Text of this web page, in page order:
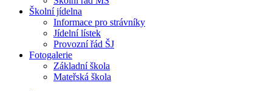
Školní jídelna
Informace pro strávníky
Jídelní lístek
Provozní řád ŠJ
Fotogalerie
Základní škola
Mateřská škola